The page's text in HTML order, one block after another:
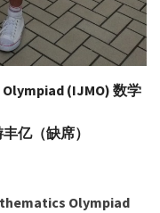
(IJMO) 数学
亿（缺席）
Olympiad